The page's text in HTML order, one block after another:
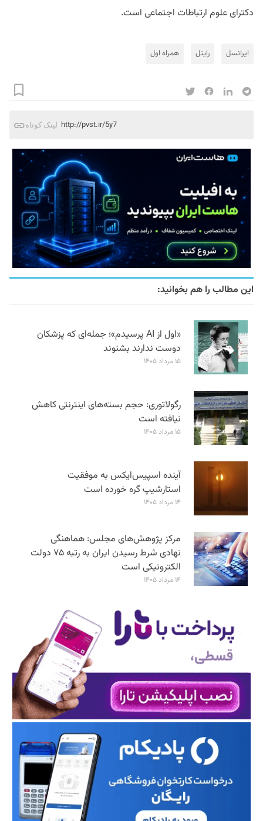
دکترای علوم ارتباطات اجتماعی است.
ایرانسل رایتل همراه اول
لینک کوتاه http://pvst.ir/5y7
این مطالب را هم بخوانید:
«اول از AI پرسیدم»؛ جمله‌ای که پزشکان
دوست ندارند بشنوند
۱۵ مرداد ۱۴۰۵
رگولاتوری: حجم بسته‌های اینترنتی کاهش
نیافته است
۱۵ مرداد ۱۴۰۵
آینده اسپیس‌ایکس به موفقیت
استارشیپ گره خورده است
۱۴ مرداد ۱۴۰۵
مرکز پژوهش‌های مجلس: هماهنگی
نهادی شرط رسیدن ایران به رتبه ۷۵ دولت
الکترونیکی است
۱۴ مرداد ۱۴۰۵